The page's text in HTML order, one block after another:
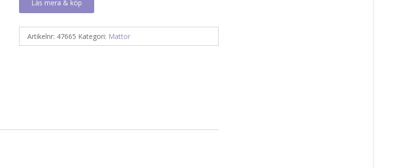
Läs mera & köp
Artikelnr: 47665 Kategori: Mattor